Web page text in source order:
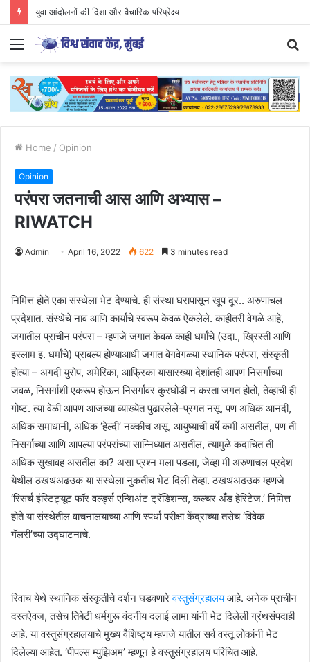
युवा आंदोलनों की दिशा और वैचारिक परिप्रेक्ष्य
Menu
Home / Opinion
Opinion
परंपरा जतनाची आस आणि अभ्यास –
RIWATCH
Admin April 16, 2022 622 3 minutes read
निमित्त होते एका संस्थेला भेट देण्याचे. ही संस्था घरापासून खूप दूर.. अरुणाचल
प्रदेशात. संस्थेचे नाव आणि कार्याचे स्वरूप केवळ ऐकलेले. काहीतरी वेगळे आहे,
जगातील प्राचीन परंपरा – म्हणजे जगात केवळ काही धर्मांचे (उदा., ख्रिस्ती आणि
इस्लाम इ. धर्मांचे) प्राबल्य होण्याआधी जगात वेगवेगळ्या स्थानिक परंपरा, संस्कृती
होत्या – अगदी युरोप, अमेरिका, आफ्रिका यासारख्या देशांतही आपण निसर्गाच्या
जवळ, निसर्गाशी एकरूप होऊन निसर्गावर कुरघोडी न करता जगत होतो, तेव्हाची ही
गोष्ट. त्या वेळी आपण आजच्या व्याख्येत पुढारलेले-प्रगत नसू, पण अधिक आनंदी,
अधिक समाधानी, अधिक ‘हेल्दी’ नक्कीच असू. आयुष्याची वर्षे कमी असतील, पण ती
निसर्गाच्या आणि आपल्या परंपरांच्या सान्निध्यात असतील, त्यामुळे कदाचित ती
अधिक सुखावह असतील का? असा प्रश्न मला पडला, जेव्हा मी अरुणाचल प्रदेश
येथील ठखथअढउक या संस्थेला नुकतीच भेट दिली तेव्हा. ठखथअढउक म्हणजे
‘रिसर्च इंस्टिट्यूट फॉर वर्ल्ड्स एन्शिअंट ट्रॅडिशन्स, कल्चर अँड हेरिटेज.’ निमित्त
होते या संस्थेतील वाचनालयाच्या आणि स्पर्धा परीक्षा केंद्राच्या तसेच ‘विवेक
गॅलरी’च्या उद्घाटनाचे.
रिवाच येथे स्थानिक संस्कृतीचे दर्शन घडवणारेवस्तुसंग्रहालयआहे. अनेक प्राचीन
दस्तऐवज, तसेच तिबेटी धर्मगुरू वंदनीय दलाई लामा यांनी भेट दिलेली ग्रंथसंपदाही
आहे. या वस्तुसंग्रहालयाचे मुख्य वैशिष्ट्य म्हणजे यातील सर्व वस्तू लोकांनी भेट
दिलेल्या आहेत. ‘पीपल्स म्युझिअम’ म्हणून हे वस्तुसंग्रहालय परिचित आहे.